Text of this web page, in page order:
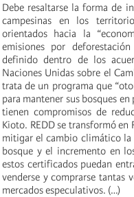
Debe resaltarse la forma de
campesinas en los
orientados hacia la
emisiones por
definido dentro de los
Naciones Unidas sobre el
trata de un programa que
para mantener sus bosques
tienen compromisos de
Kioto. REDD se transformó en
mitigar el cambio climático la
bosque y el incremento en
estos certificados puedan
venderse y comprarse tantas
mercados especulativos. (…)